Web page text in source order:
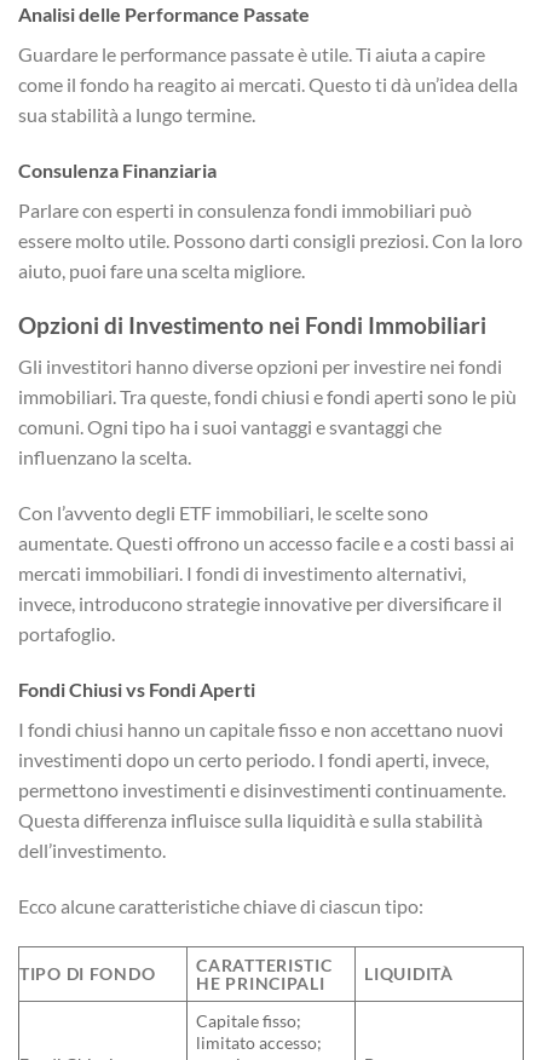
Analisi delle Performance Passate
Guardare le performance passate è utile. Ti aiuta a capire
come il fondo ha reagito ai mercati. Questo ti dà un’idea della
sua stabilità a lungo termine.
Consulenza Finanziaria
Parlare con esperti in consulenza fondi immobiliari può
essere molto utile. Possono darti consigli preziosi. Con la loro
aiuto, puoi fare una scelta migliore.
Opzioni di Investimento nei Fondi Immobiliari
Gli investitori hanno diverse opzioni per investire nei fondi
immobiliari. Tra queste, fondi chiusi e fondi aperti sono le più
comuni. Ogni tipo ha i suoi vantaggi e svantaggi che
influenzano la scelta.
Con l’avvento degli ETF immobiliari, le scelte sono
aumentate. Questi offrono un accesso facile e a costi bassi ai
mercati immobiliari. I fondi di investimento alternativi,
invece, introducono strategie innovative per diversificare il
portafoglio.
Fondi Chiusi vs Fondi Aperti
I fondi chiusi hanno un capitale fisso e non accettano nuovi
investimenti dopo un certo periodo. I fondi aperti, invece,
permettono investimenti e disinvestimenti continuamente.
Questa differenza influisce sulla liquidità e sulla stabilità
dell’investimento.
Ecco alcune caratteristiche chiave di ciascun tipo:
TIPO DI FONDO
CARATTERISTIC
HE PRINCIPALI
LIQUIDITÀ
Capitale fisso;
limitato accesso;